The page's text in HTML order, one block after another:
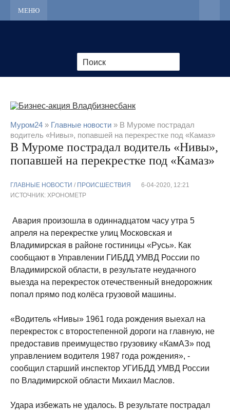
МЕНЮ
Муром24 » Главные новости » В Муроме пострадал
водитель «Нивы», попавшей на перекрестке под «Камаз»
В Муроме пострадал водитель «Нивы»,
попавшей на перекрестке под «Камаз»
ГЛАВНЫЕ НОВОСТИ / ПРОИСШЕСТВИЯ
6-04-2020, 12:21
ИСТОЧНИК: ХРОНОМЕТР
Авария произошла в одиннадцатом часу утра 5
апреля на перекрестке улиц Московская и
Владимирская в районе гостиницы «Русь». Как
сообщают в Управлении ГИБДД УМВД России по
Владимирской области, в результате неудачного
выезда на перекресток отечественный внедорожник
попал прямо под колёса грузовой машины.
«Водитель «Нивы» 1961 года рождения выехал на
перекресток с второстепенной дороги на главную, не
предоставив преимущество грузовику «КамАЗ» под
управлением водителя 1987 года рождения», -
сообщил старший инспектор УГИБДД УМВД России
по Владимирской области Михаил Маслов.
Удара избежать не удалось. В результате пострадал